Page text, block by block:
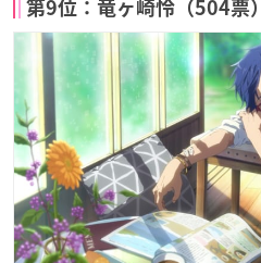
第9位：竜ヶ崎怜（504票）